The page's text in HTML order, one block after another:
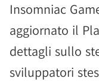
Insomniac
aggiornato il
dettagli sullo
sviluppatori